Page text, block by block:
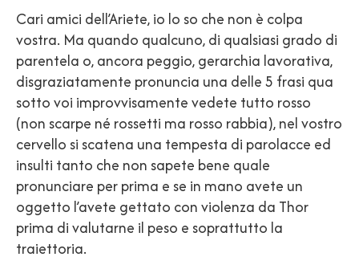
Cari amici dell’Ariete, io lo so che non è colpa
vostra. Ma quando qualcuno, di qualsiasi grado di
parentela o, ancora peggio, gerarchia lavorativa,
disgraziatamente pronuncia una delle 5 frasi qua
sotto voi improvvisamente vedete tutto rosso
(non scarpe né rossetti ma rosso rabbia), nel vostro
cervello si scatena una tempesta di parolacce ed
insulti tanto che non sapete bene quale
pronunciare per prima e se in mano avete un
oggetto l’avete gettato con violenza da Thor
prima di valutarne il peso e soprattutto la
traiettoria.